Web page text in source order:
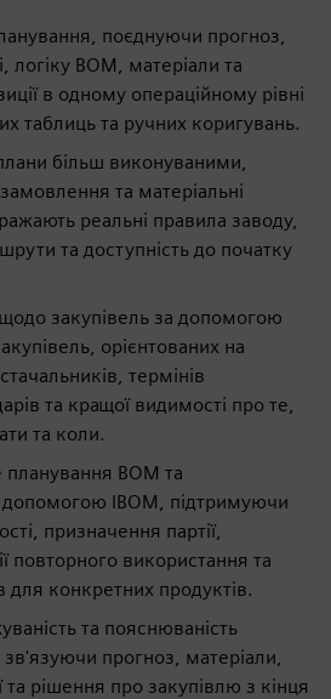
поєднуючи прогноз,
логіку BOM, матеріали та
в одному операційному рівні
таблиць та ручних коригувань.
більш виконуваними,
та матеріальні
реальні правила заводу,
та доступність до початку
закупівель за допомогою
орієнтованих на
термінів
та кращої видимості про те,
та коли.
BOM та
IBOM, підтримуючи
призначення партії,
повторного використання та
для конкретних продуктів.
та пояснюваність
прогноз, матеріали,
та рішення про закупівлю з кінця